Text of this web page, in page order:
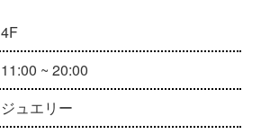
4F
11:00 ~ 20:00
ジュエリー